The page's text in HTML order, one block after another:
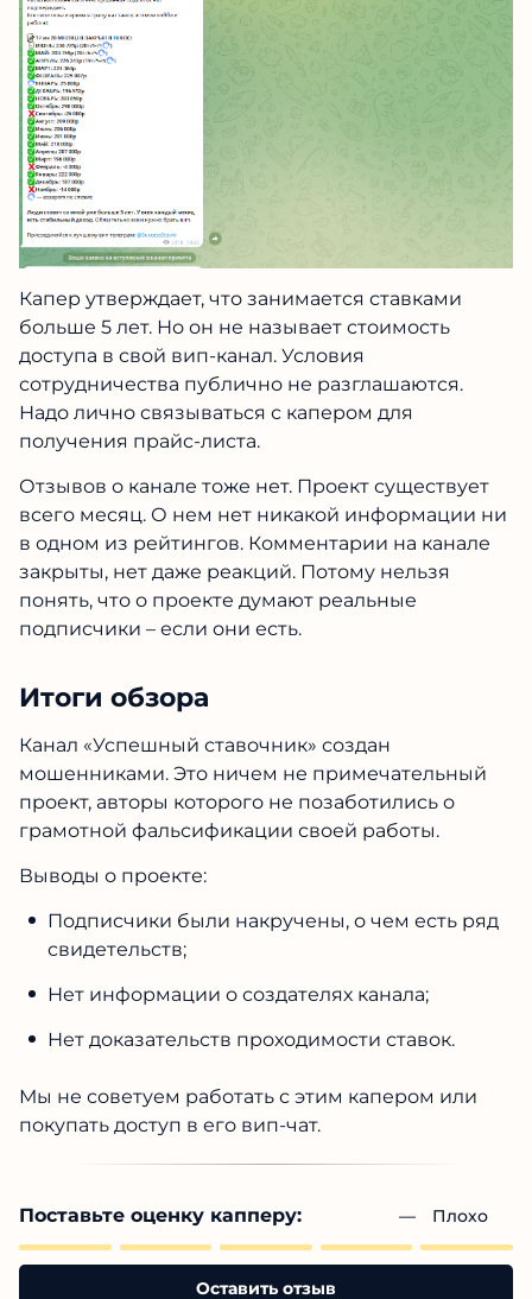
Капер утверждает, что занимается ставками
больше 5 лет. Но он не называет стоимость
доступа в свой вип-канал. Условия
сотрудничества публично не разглашаются.
Надо лично связываться с капером для
получения прайс-листа.
Отзывов о канале тоже нет. Проект существует
всего месяц. О нем нет никакой информации ни
в одном из рейтингов. Комментарии на канале
закрыты, нет даже реакций. Потому нельзя
понять, что о проекте думают реальные
подписчики – если они есть.
Итоги обзора
Канал «Успешный ставочник» создан
мошенниками. Это ничем не примечательный
проект, авторы которого не позаботились о
грамотной фальсификации своей работы.
Выводы о проекте:
Подписчики были накручены, о чем есть ряд
свидетельств;
Нет информации о создателях канала;
Нет доказательств проходимости ставок.
Мы не советуем работать с этим капером или
покупать доступ в его вип-чат.
Поставьте оценку капперу: — Плохо
Оставить отзыв